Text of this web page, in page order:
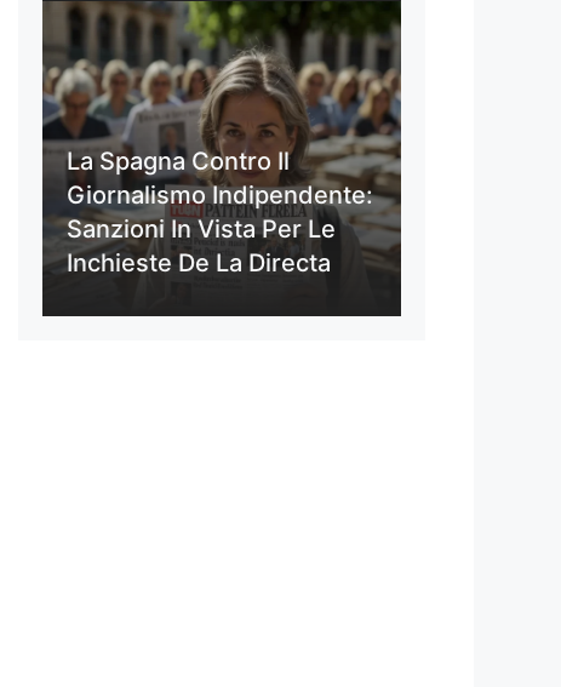
La Spagna Contro Il
Giornalismo Indipendente:
Sanzioni In Vista Per Le
Inchieste De La Directa